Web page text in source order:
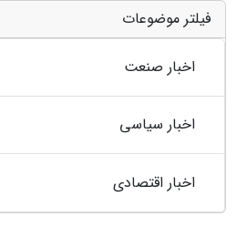
فیلتر موضوعات
اخبار صنعت
اخبار سیاسی
اخبار اقتصادی